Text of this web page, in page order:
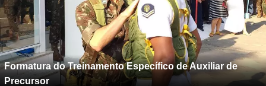
Formatura do Treinamento Específico de Auxiliar de
Precursor